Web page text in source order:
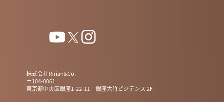
株式会社Ririan&Co.
〒104-0061
東京都中央区銀座1-22-11 銀座大竹ビジデンス 2F